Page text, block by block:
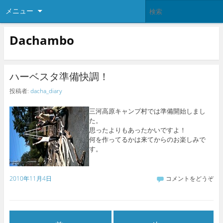
メニュー
Dachambo
ハーベスタ準備快調！
投稿者: dacha_diary
三河高原キャンプ村では準備開始しまし
た。
思ったよりもあったかいですよ！
何を作ってるかは来てからのお楽しみで
す。
2010年11月4日 コメントをどうぞ